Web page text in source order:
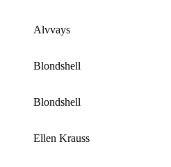
Alvvays
Blondshell
Blondshell
Ellen Krauss